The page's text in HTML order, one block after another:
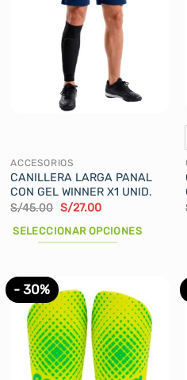
ACCESORIOS
CANILLERA LARGA PANAL
CON GEL WINNER X1 UNID.
S/45.00 El
original
era:
S/27.00El
actual
es:
SELECCIONAR OPCIONES
tiene
múltiples
variantes.
Las
opciones
- 30%